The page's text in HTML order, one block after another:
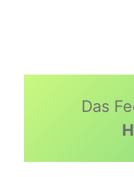
Das